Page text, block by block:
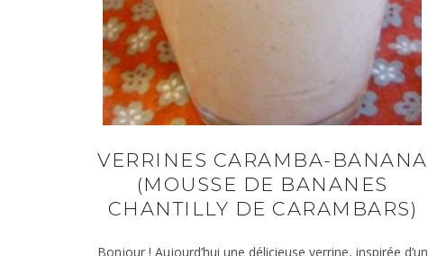
VERRINES CARAMBA-BANANA
(MOUSSE DE BANANES
CHANTILLY DE CARAMBARS)
Bonjour ! Aujourd’hui une délicieuse verrine, inspirée d’un